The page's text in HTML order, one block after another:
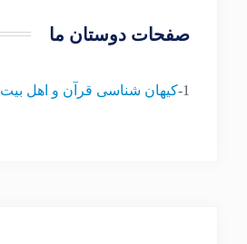
صفحات دوستان ما
1- کیهان شناسی قرآن و اهل بیت